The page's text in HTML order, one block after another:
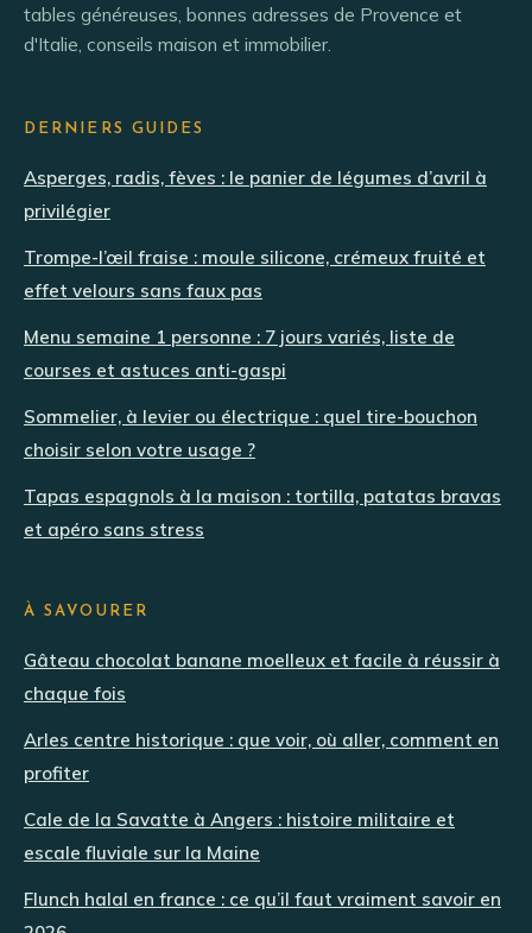
tables généreuses, bonnes adresses de Provence et
d'Italie, conseils maison et immobilier.
DERNIERS GUIDES
Asperges, radis, fèves : le panier de légumes d’avril à
privilégier
Trompe-l’œil fraise : moule silicone, crémeux fruité et
effet velours sans faux pas
Menu semaine 1 personne : 7 jours variés, liste de
courses et astuces anti-gaspi
Sommelier, à levier ou électrique : quel tire-bouchon
choisir selon votre usage ?
Tapas espagnols à la maison : tortilla, patatas bravas
et apéro sans stress
À SAVOURER
Gâteau chocolat banane moelleux et facile à réussir à
chaque fois
Arles centre historique : que voir, où aller, comment en
profiter
Cale de la Savatte à Angers : histoire militaire et
escale fluviale sur la Maine
Flunch halal en france : ce qu’il faut vraiment savoir en